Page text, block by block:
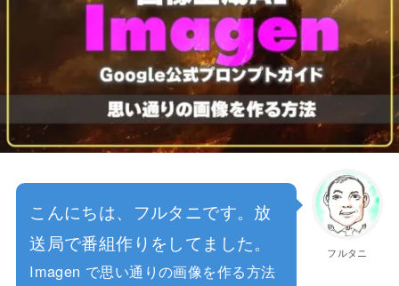
フルタニ
こんにちは、フルタニです。放
送局で番組作りをしてました。
Imagen で思い通りの画像を作る方法